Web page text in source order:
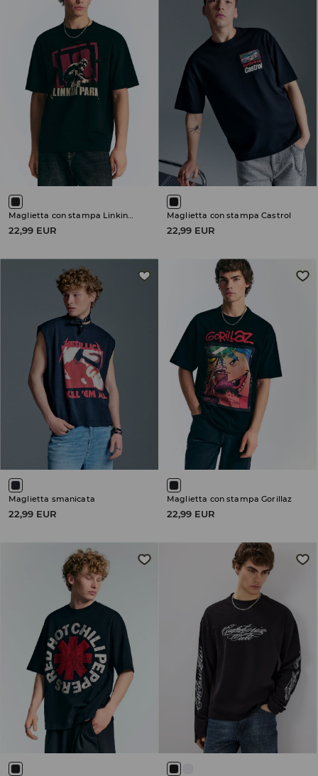
Maglietta con stampa Linkin Park
22,99 EUR
Maglietta con stampa Castrol
22,99 EUR
Maglietta smanicata
22,99 EUR
Maglietta con stampa Gorillaz
22,99 EUR